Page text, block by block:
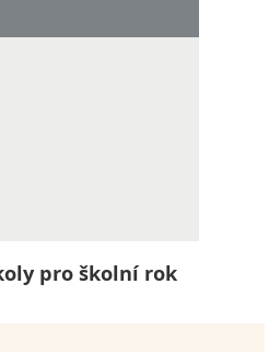
pro školní rok